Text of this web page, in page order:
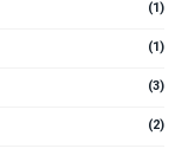
(1)
(1)
(3)
(2)